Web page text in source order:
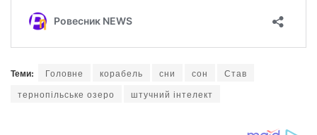
Теми: Головне корабель сни сон
Став
тернопільське озеро
штучний інтелект